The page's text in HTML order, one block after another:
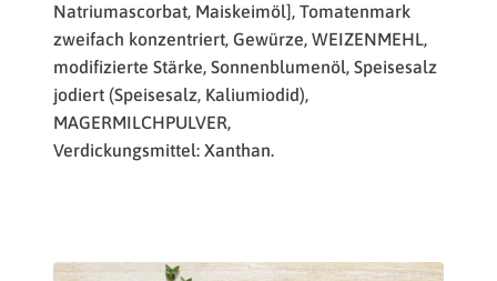
Natriumascorbat, Maiskeimöl], Tomatenmark
zweifach konzentriert, Gewürze, WEIZENMEHL,
modifizierte Stärke, Sonnenblumenöl, Speisesalz
jodiert (Speisesalz, Kaliumiodid),
MAGERMILCHPULVER,
Verdickungsmittel: Xanthan.